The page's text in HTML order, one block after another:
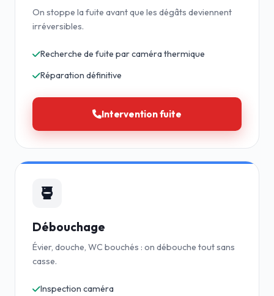
On stoppe la fuite avant que les dégâts deviennent
irréversibles.
Recherche de fuite par caméra thermique
Réparation définitive
Intervention fuite
Débouchage
Évier, douche, WC bouchés : on débouche tout sans
casse.
Inspection caméra